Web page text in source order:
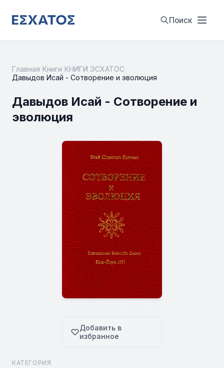
Поиск
Главная Книги КНИГИ ЭСХАТОС
Давыдов Исай - Сотворение и эволюция
Давыдов Исай - Сотворение и
эволюция
Добавить в
избранное
КАТЕГОРИЯ